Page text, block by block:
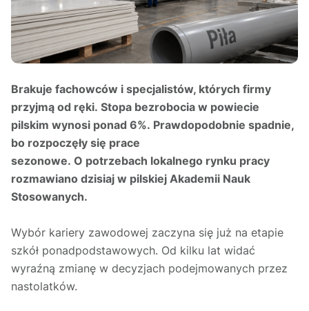
Brakuje fachowców i specjalistów, których firmy
przyjmą od ręki. Stopa bezrobocia w powiecie
pilskim wynosi ponad 6%. Prawdopodobnie spadnie,
bo rozpoczęły się prace
sezonowe. O potrzebach lokalnego rynku pracy
rozmawiano dzisiaj w pilskiej Akademii Nauk
Stosowanych.
Wybór kariery zawodowej zaczyna się już na etapie
szkół ponadpodstawowych. Od kilku lat widać
wyraźną zmianę w decyzjach podejmowanych przez
nastolatków.